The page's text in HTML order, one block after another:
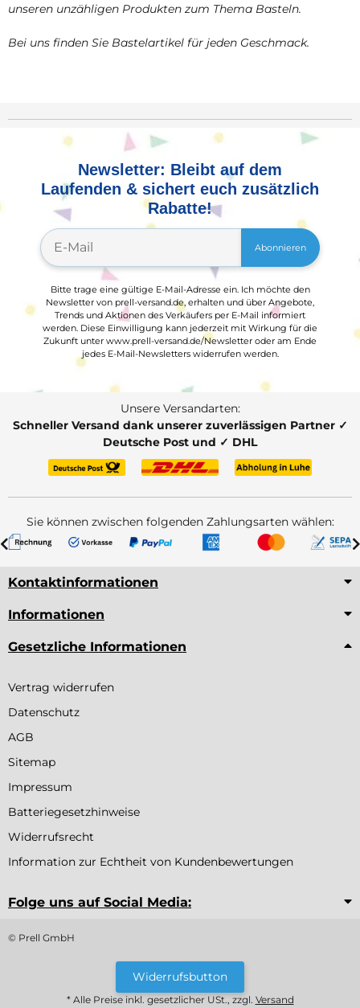
unseren unzähligen Produkten zum Thema Basteln.
Bei uns finden Sie Bastelartikel für jeden Geschmack.
Newsletter: Bleibt auf dem
Laufenden & sichert euch zusätzlich
Rabatte!
Abonnieren
Bitte trage eine gültige E-Mail-Adresse ein. Ich möchte den
Newsletter von prell-versand.de, erhalten und über Angebote,
Trends und Aktionen des Verkäufers per E-Mail informiert
werden. Diese Einwilligung kann jederzeit mit Wirkung für die
Zukunft unter www.prell-versand.de/Newsletter oder am Ende
jedes E-Mail-Newsletters widerrufen werden.
Unsere Versandarten:
Schneller Versand dank unserer zuverlässigen Partner ✓
Deutsche Post und ✓ DHL
Sie können zwischen folgenden Zahlungsarten wählen:
Kontaktinformationen
Informationen
Gesetzliche Informationen
Vertrag widerrufen
Datenschutz
AGB
Sitemap
Impressum
Batteriegesetzhinweise
Widerrufsrecht
Information zur Echtheit von Kundenbewertungen
Folge uns auf Social Media:
© Prell GmbH
Widerrufsbutton
* Alle Preise inkl. gesetzlicher USt., zzgl. Versand